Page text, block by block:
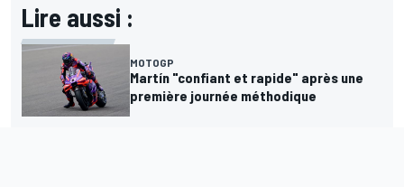
Lire aussi :
MOTOGP
Martín "confiant et rapide" après une
première journée méthodique